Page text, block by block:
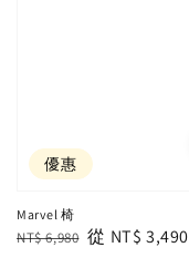
優惠
Marvel 椅
Regular
NT$ 6,980 Sale
從 NT$ 3,490